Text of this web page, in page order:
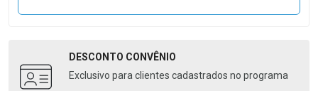
DESCONTO CONVÊNIO
Exclusivo para clientes cadastrados no programa